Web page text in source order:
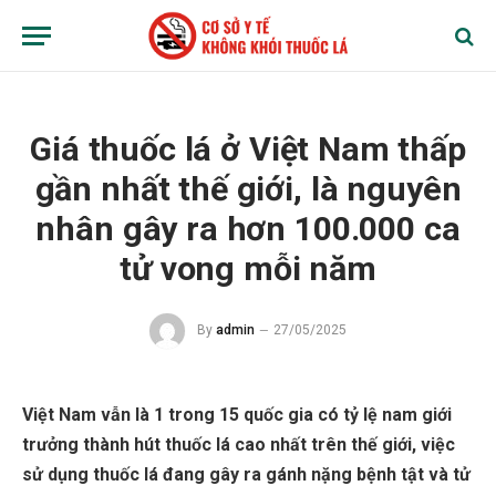
Giá thuốc lá ở Việt Nam thấp
gần nhất thế giới, là nguyên
nhân gây ra hơn 100.000 ca
tử vong mỗi năm
By admin 27/05/2025
Việt Nam vẫn là 1 trong 15 quốc gia có tỷ lệ nam giới
trưởng thành hút thuốc lá cao nhất trên thế giới, việc
sử dụng thuốc lá đang gây ra gánh nặng bệnh tật và tử